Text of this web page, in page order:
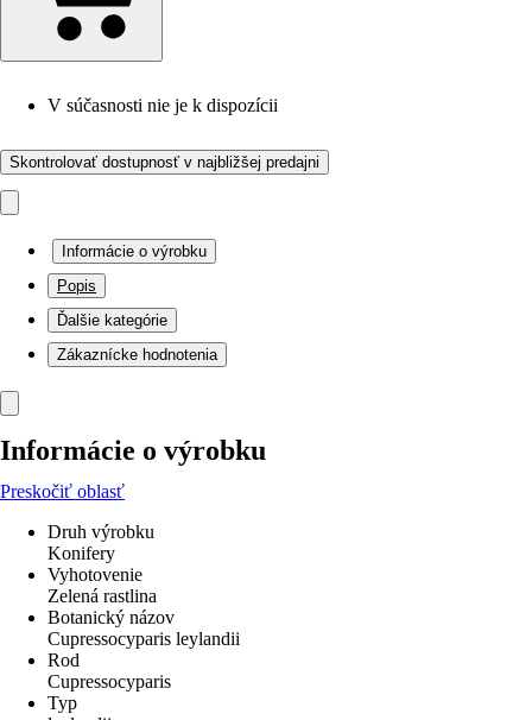
V súčasnosti nie je k dispozícii
Skontrolovať dostupnosť v najbližšej predajni
Informácie o výrobku
Popis
Ďalšie kategórie
Zákaznícke hodnotenia
Informácie o výrobku
Preskočiť oblasť
Druh výrobku
Konifery
Vyhotovenie
Zelená rastlina
Botanický názov
Cupressocyparis leylandii
Rod
Cupressocyparis
Typ